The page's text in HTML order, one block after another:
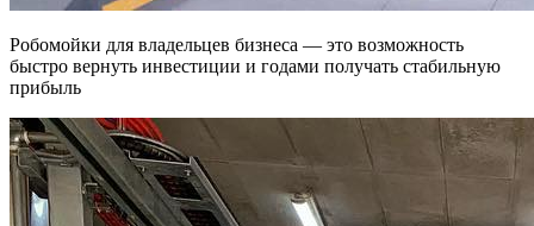
Робомойки для владельцев бизнеса — это возможность
быстро вернуть инвестиции и годами получать стабильную
прибыль